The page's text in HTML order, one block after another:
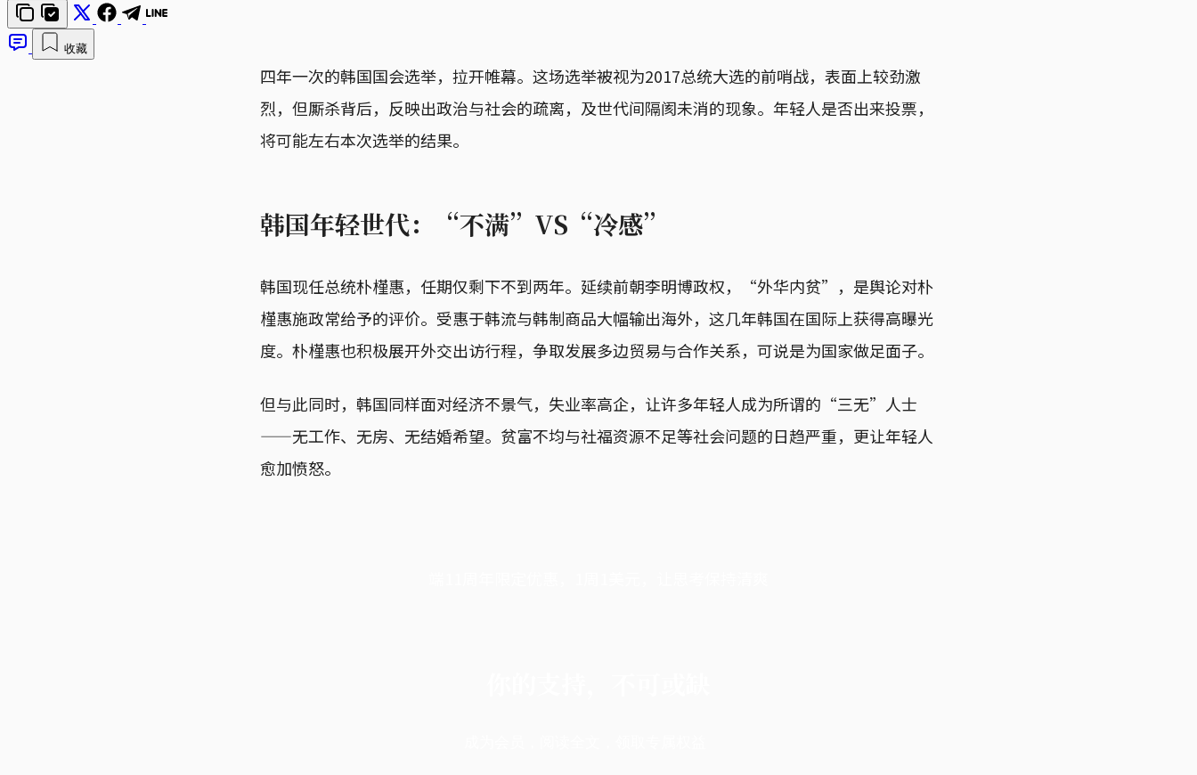
收藏
四年一次的韩国国会选举，拉开帷幕。这场选举被视为2017总统大选的前哨战，表面上较劲激
烈，但厮杀背后，反映出政治与社会的疏离，及世代间隔阂未消的现象。年轻人是否出来投票，
将可能左右本次选举的结果。
韩国年轻世代：“不满”VS“冷感”
韩国现任总统朴槿惠，任期仅剩下不到两年。延续前朝李明博政权，“外华内贫”，是舆论对朴
槿惠施政常给予的评价。受惠于韩流与韩制商品大幅输出海外，这几年韩国在国际上获得高曝光
度。朴槿惠也积极展开外交出访行程，争取发展多边贸易与合作关系，可说是为国家做足面子。
但与此同时，韩国同样面对经济不景气，失业率高企，让许多年轻人成为所谓的“三无”人士
——无工作、无房、无结婚希望。贫富不均与社福资源不足等社会问题的日趋严重，更让年轻人
愈加愤怒。